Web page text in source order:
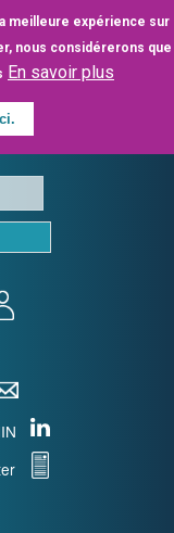
meilleure expérience sur
nous considérerons que
En savoir plus